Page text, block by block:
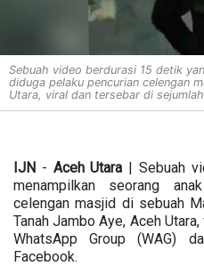
Sebuah video berdurasi 15 detik
diduga pelaku pencurian celengan
Utara, viral dan tersebar di
IJN - Aceh Utara | Sebuah
menampilkan seorang
celengan masjid di sebuah
Tanah Jambo Aye, Aceh
WhatsApp Group (WAG)
Facebook.